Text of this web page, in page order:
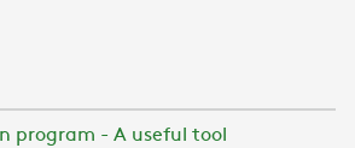
program - A useful tool